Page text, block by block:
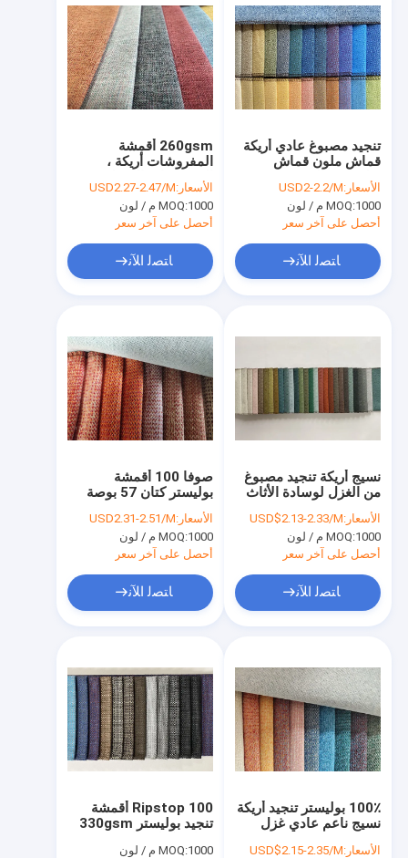
أشرطة فيديو
معلومات عنا
رقابة جودة
اتصل بنا
أخبار
قماش تنجيد أريكة
نسيج أريكة من الكتان
قماش الشنيل أريكة
260gsm أقمشة
المفروشات أريكة ،
المنسوجات المنزلية
عادي نسيج الكتان
المنسوجة
الأسعار:USD2.27-2.47/M
MOQ:1000 م / لون
أحصل على آخر سعر
ﺎﺘﺼﻟ ﺍﻶﻧ
تنجيد مصبوغ عادي أريكة
قماش ملون قماش
بوليستر خالص
الأسعار:USD2-2.2/M
MOQ:1000 م / لون
أحصل على آخر سعر
ﺎﺘﺼﻟ ﺍﻶﻧ
صوفا 100 أقمشة
بوليستر كتان 57 بوصة
منسوجات تنجيد سادة
الأسعار:USD2.31-2.51/M
MOQ:1000 م / لون
أحصل على آخر سعر
ﺎﺘﺼﻟ ﺍﻶﻧ
نسيج أريكة تنجيد مصبوغ
من الغزل لوسادة الأثاث
الأسعار:USD$2.13-2.33/M
MOQ:1000 م / لون
أحصل على آخر سعر
ﺎﺘﺼﻟ ﺍﻶﻧ
Ripstop 100 أقمشة
تنجيد بوليستر 330gsm
MOQ:1000 م / لون
100٪ بوليستر تنجيد أريكة
نسيج ناعم عادي غزل
الأسعار:USD$2.15-2.35/M